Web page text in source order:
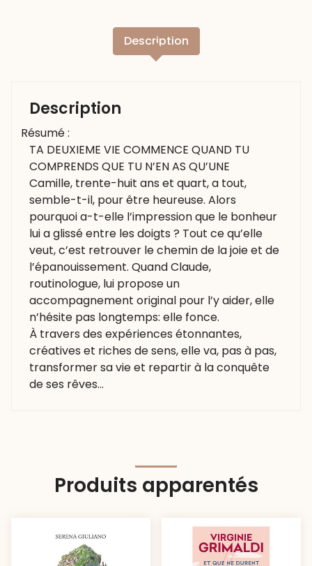
Description
Description
Résumé :
TA DEUXIEME VIE COMMENCE QUAND TU
COMPRENDS QUE TU N’EN AS QU’UNE
Camille, trente-huit ans et quart, a tout,
semble-t-il, pour être heureuse. Alors
pourquoi a-t-elle l’impression que le bonheur
lui a glissé entre les doigts ? Tout ce qu’elle
veut, c’est retrouver le chemin de la joie et de
l’épanouissement. Quand Claude,
routinologue, lui propose un
accompagnement original pour l’y aider, elle
n’hésite pas longtemps: elle fonce.
À travers des expériences étonnantes,
créatives et riches de sens, elle va, pas à pas,
transformer sa vie et repartir à la conquête
de ses rêves…
Produits apparentés